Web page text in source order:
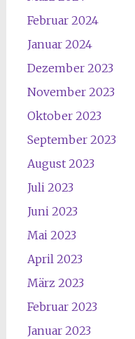
Februar 2024
Januar 2024
Dezember 2023
November 2023
Oktober 2023
September 2023
August 2023
Juli 2023
Juni 2023
Mai 2023
April 2023
März 2023
Februar 2023
Januar 2023